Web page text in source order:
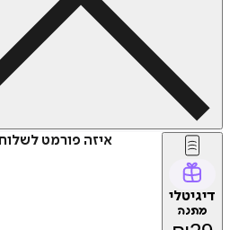
איזה פורמט
דיגיטלי
מתנה